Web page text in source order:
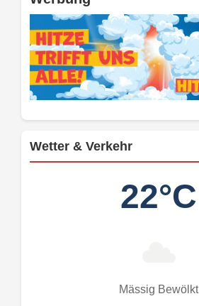
Wetter & Verkehr
22°C
Mässig Bewölkt